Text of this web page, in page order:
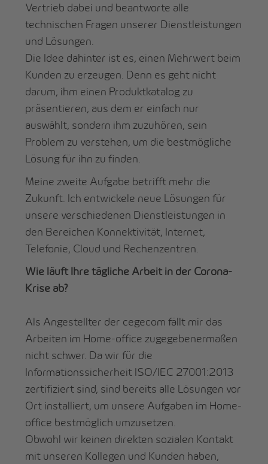
Vertrieb dabei und beantworte alle
technischen Fragen unserer Dienstleistungen
und Lösungen.
Die Idee dahinter ist es, einen Mehrwert beim
Kunden zu erzeugen. Denn es geht nicht
darum, ihm einen Produktkatalog zu
präsentieren, aus dem er einfach nur
auswählt, sondern ihm zuzuhören, sein
Problem zu verstehen, um die bestmögliche
Lösung für ihn zu finden.
Meine zweite Aufgabe betrifft mehr die
Zukunft. Ich entwickele neue Lösungen für
unsere verschiedenen Dienstleistungen in
den Bereichen Konnektivität, Internet,
Telefonie, Cloud und Rechenzentren.
Wie läuft Ihre tägliche Arbeit in der Corona-
Krise ab?
Als Angestellter der cegecom fällt mir das
Arbeiten im Home-office zugegebenermaßen
nicht schwer. Da wir für die
Informationssicherheit ISO/IEC 27001:2013
zertifiziert sind, sind bereits alle Lösungen vor
Ort installiert, um unsere Aufgaben im Home-
office bestmöglich umzusetzen.
Obwohl wir keinen direkten sozialen Kontakt
mit unseren Kollegen und Kunden haben,